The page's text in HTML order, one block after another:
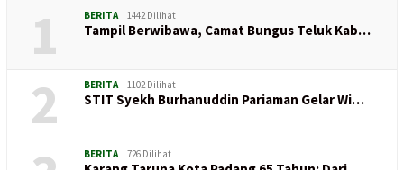
1 BERITA 1442 Dilihat
Tampil Berwibawa, Camat Bungus Teluk Kab…
2 BERITA 1102 Dilihat
STIT Syekh Burhanuddin Pariaman Gelar Wi…
BERITA 726 Dilihat